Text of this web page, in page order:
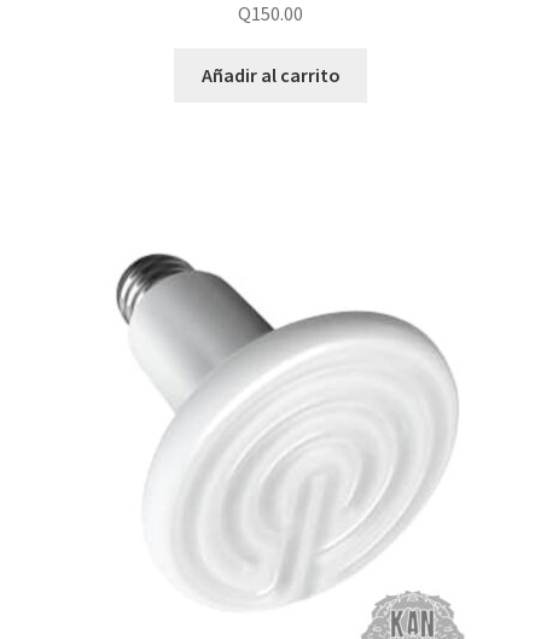
Q150.00
Añadir al carrito